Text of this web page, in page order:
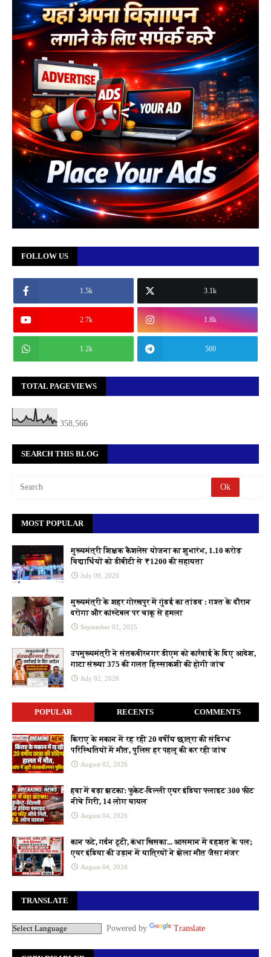
FOLLOW US
1.5k 3.1k
2.7k 1.8k
1.2k 500
TOTAL PAGEVIEWS
358,566
SEARCH THIS BLOG
MOST POPULAR
मुख्यमंत्री शिक्षक कैशलेस योजना का शुभारंभ, 1.10 करोड़
विद्यार्थियों को डीबीटी से ₹1200 की सहायता
July 09, 2026
मुख्यमंत्री के शहर गोरखपुर में गुंडई का तांडव : गश्त के दौरान
दरोगा और कांस्टेबल पर चाकू से हमला
September 02, 2025
उपमुख्यमंत्री ने संतकबीरनगर डीएम को कार्रवाई के दिए आदेश,
गाटा संख्या 375 की गलत हिस्साकशी की होगी जांच
July 02, 2026
POPULAR RECENTS COMMENTS
किराए के मकान में रह रही 20 वर्षीय छात्रा की संदिग्ध
परिस्थितियों में मौत, पुलिस हर पहलू की कर रही जांच
August 02, 2026
हवा में बड़ा झटका: फुकेट-दिल्ली एयर इंडिया फ्लाइट 300 फीट
नीचे गिरी, 14 लोग घायल
August 04, 2026
कान फटे, गर्दन टूटी, कंधा खिसका... आसमान में दहशत के पल;
एयर इंडिया की उड़ान में यात्रियों ने झेला मौत जैसा मंजर
August 04, 2026
TRANSLATE
Powered by Translate